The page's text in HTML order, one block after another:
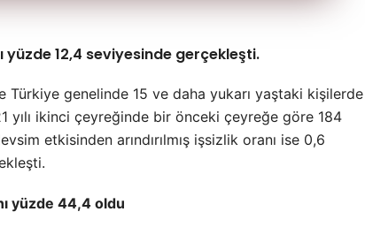
yüzde 12,4 seviyesinde gerçekleşti.
genelinde 15 ve daha yukarı yaştaki kişilerde
yılı ikinci çeyreğinde bir önceki çeyreğe göre 184
etkisinden arındırılmış işsizlik oranı ise 0,6
yüzde 44,4 oldu